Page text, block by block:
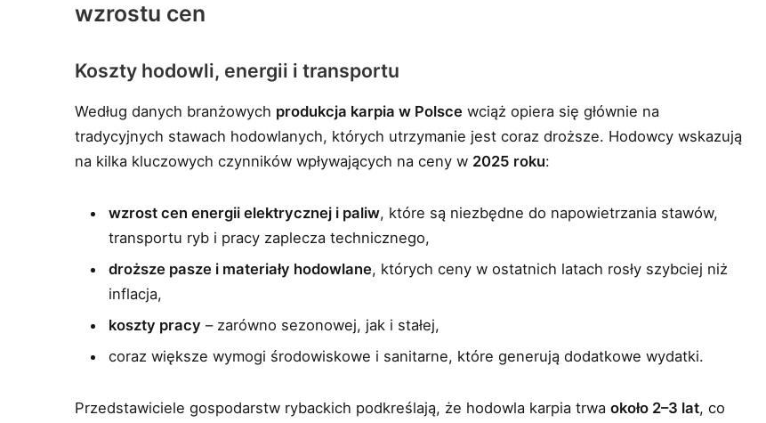
wzrostu cen
Koszty hodowli, energii i transportu
Według danych branżowych produkcja karpia w Polsce wciąż opiera się głównie na
tradycyjnych stawach hodowlanych, których utrzymanie jest coraz droższe. Hodowcy wskazują
na kilka kluczowych czynników wpływających na ceny w 2025 roku:
wzrost cen energii elektrycznej i paliw, które są niezbędne do napowietrzania stawów,
transportu ryb i pracy zaplecza technicznego,
droższe pasze i materiały hodowlane, których ceny w ostatnich latach rosły szybciej niż
inflacja,
koszty pracy – zarówno sezonowej, jak i stałej,
coraz większe wymogi środowiskowe i sanitarne, które generują dodatkowe wydatki.
Przedstawiciele gospodarstw rybackich podkreślają, że hodowla karpia trwaokoło 2–3 lat, co